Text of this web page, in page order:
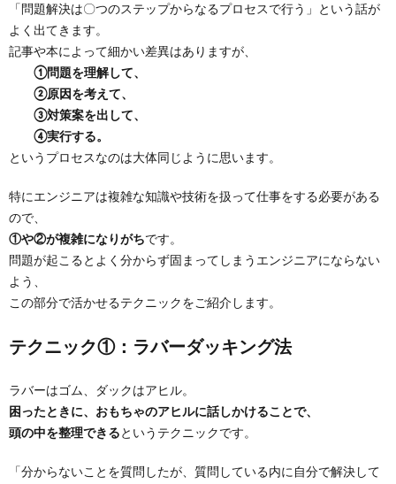
「問題解決は〇つのステップからなるプロセスで行う」という話が
よく出てきます。
記事や本によって細かい差異はありますが、
①問題を理解して、
②原因を考えて、
③対策案を出して、
④実行する。
というプロセスなのは大体同じように思います。
特にエンジニアは複雑な知識や技術を扱って仕事をする必要がある
ので、
①や②が複雑になりがちです。
問題が起こるとよく分からず固まってしまうエンジニアにならない
よう、
この部分で活かせるテクニックをご紹介します。
テクニック①：ラバーダッキング法
ラバーはゴム、ダックはアヒル。
困ったときに、おもちゃのアヒルに話しかけることで、
頭の中を整理できるというテクニックです。
「分からないことを質問したが、質問している内に自分で解決して